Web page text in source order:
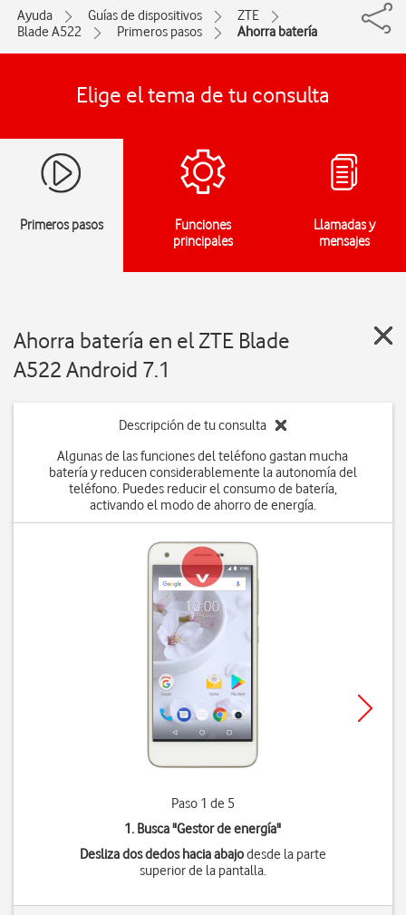
Ayuda Guías de dispositivos
ZTE
Blade A522
Primeros pasos Ahorra batería
Elige el tema de tu consulta
Primeros pasos
Funciones
principales
Llamadas y
mensajes
Ahorra batería en el ZTE Blade
A522 Android 7.1
Descripción de tu consulta
Algunas de las funciones del teléfono gastan mucha
batería y reducen considerablemente la autonomía del
teléfono. Puedes reducir el consumo de batería,
activando el modo de ahorro de energía.
Paso 1 de 5
1. Busca "Gestor de energía"
Desliza dos dedos hacia abajodesde la parte
superior de la pantalla.